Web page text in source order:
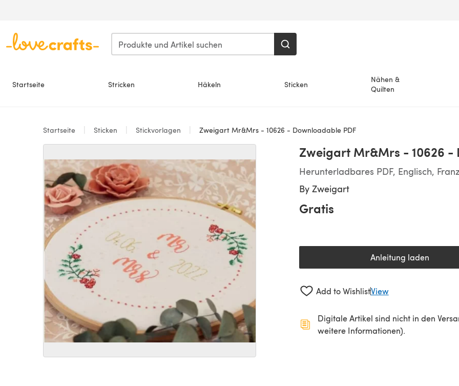
Startseite Stricken Häkeln Sticken
Nähen &
Quilten
Startseite Sticken Stickvorlagen Zweigart Mr&Mrs - 10626 - Downloadable PDF
Zweigart Mr&Mrs - 10626 -
Herunterladbares PDF, Englisch,
By Zweigart
Gratis
Anleitung laden
(öffnet sich in
Add to WishlistView
Digitale Artikel sind nicht in den
weitere Informationen).